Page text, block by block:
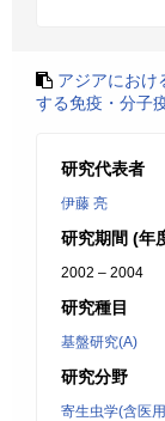
アジアにおけ
する免疫・分子
研究代表者
伊藤 亮
研究期間 (年
2002 – 2004
研究種目
基盤研究(A)
研究分野
寄生虫学(含医